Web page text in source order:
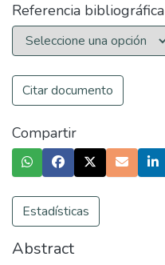
Referencia bibliográfica
Citar documento
Compartir
Estadísticas
Abstract